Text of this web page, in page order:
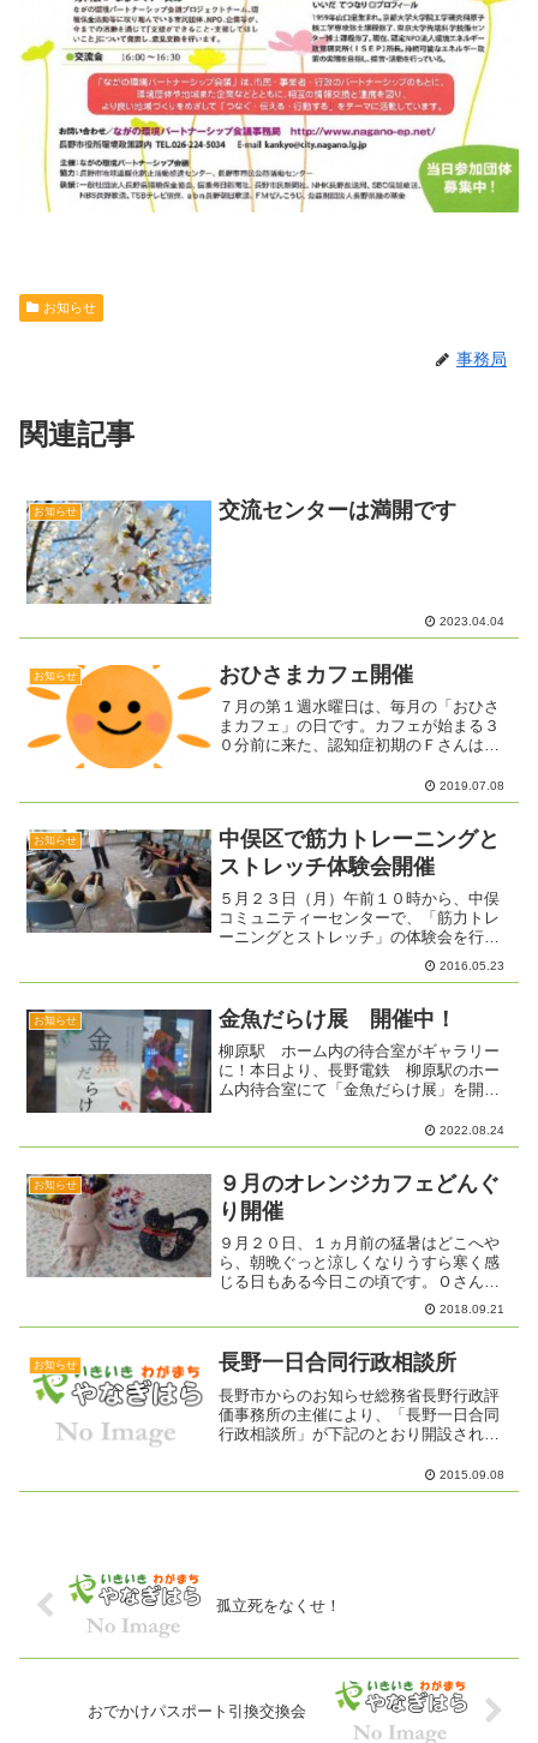
お知らせ
事務局
関連記事
お知らせ 交流センターは満開です
2023.04.04
お知らせ おひさまカフェ開催
７月の第１週水曜日は、毎月の「おひさ
まカフェ」の日です。カフェが始まる３
０分前に来た、認知症初期のＦさんは、
は、散歩を終えて家に帰ると、ご主人が
「カフェに間に合うか？」と聞いてく
2019.07.08
お知らせ
中俣区で筋力トレーニングと
ストレッチ体験会開催
５月２３日（月）午前１０時から、中俣
コミュニティーセンターで、「筋力トレ
ーニングとストレッチ」の体験会を行い
ました。講師は、おなじみの介護保険
課 作業療法士 中西則行さんです。は
しいやり方、なぜ筋肉をつけ...
2016.05.23
お知らせ 金魚だらけ展 開催中！
柳原駅 ホーム内の待合室がギャラリー
に！本日より、長野電鉄 柳原駅のホー
ム内待合室にて「金魚だらけ展」を開催
い。色とりどりの金魚が待合室を泳いで
います。駅のホームの待合室です。電車
2022.08.24
お知らせ
９月のオレンジカフェどんぐ
り開催
９月２０日、１ヵ月前の猛暑はどこへや
ら、朝晩ぐっと涼しくなりうすら寒く感
じる日もある今日この頃です。Ｏさんご
夫婦が手をとりあってカフェにいらっし
ゃいました。奥様の手にはヒガンバナが
言って差し出してくれまし...
2018.09.21
お知らせ 長野一日合同行政相談所
長野市からのお知らせ総務省長野行政評
価事務所の主催により、「長野一日合同
行政相談所」が下記のとおり開設されま
事として、国の機関、長野県、長野市を
はじめ、弁護士、公証人、司法書士など
2015.09.08
孤立死をなくせ！
おでかけパスポート引換交換会